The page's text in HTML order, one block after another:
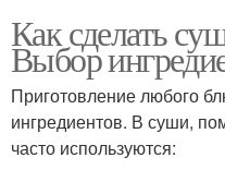
Как сделать
Выбор
Приготовление любого
ингредиентов. В суши,
часто используются: